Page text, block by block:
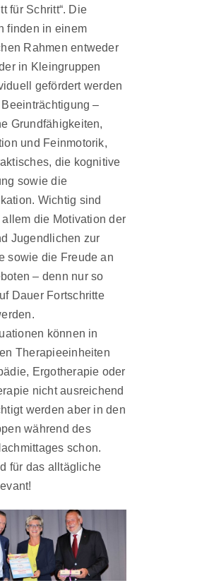
für Schritt“. Die
finden in einem
Rahmen entweder
in Kleingruppen
gefördert werden
–
Grundfähigkeiten,
und Feinmotorik,
die kognitive
sowie die
Wichtig sind
die Motivation der
Jugendlichen zur
sowie die Freude an
– denn nur so
Dauer Fortschritte
können in
Therapieeinheiten
Ergotherapie oder
nicht ausreichend
werden aber in den
während des
schon.
für das alltägliche